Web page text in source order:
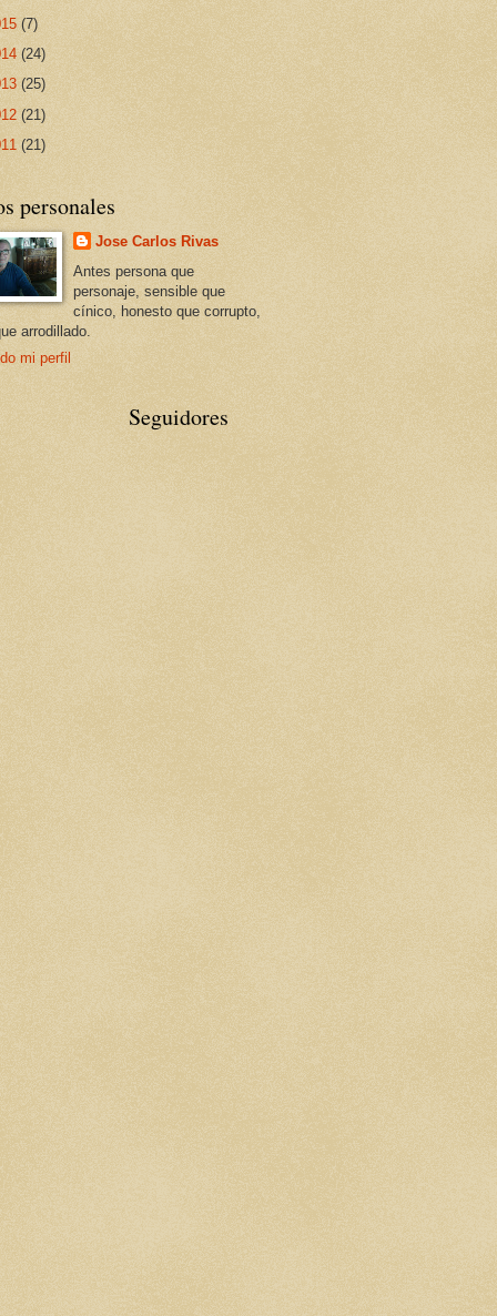
(7)
(24)
(25)
(21)
(21)
personales
Jose Carlos Rivas
Antes persona que
personaje, sensible que
cínico, honesto que corrupto,
arrodillado.
mi perfil
Seguidores